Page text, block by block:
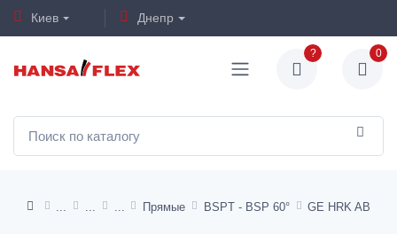
Киев Днепр
? 0
Прямые BSPT - BSP 60° GE HRK AB